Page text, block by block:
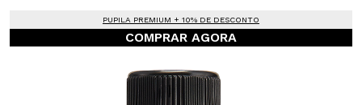
PUPILA PREMIUM + 10% DE DESCONTO
COMPRAR AGORA